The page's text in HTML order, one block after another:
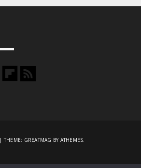
|THEME: GREATMAG BY ATHEMES.